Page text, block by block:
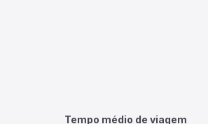
Tempo médio de viagem